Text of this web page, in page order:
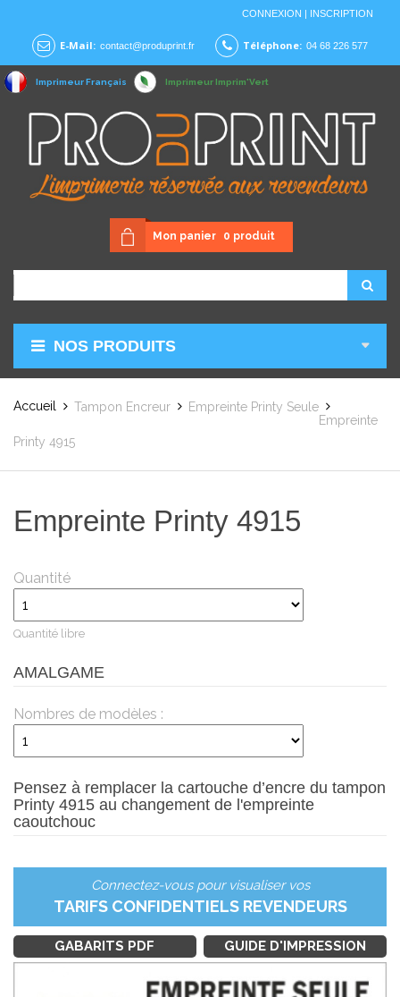
CONNEXION | INSCRIPTION
E-Mail: contact@produprint.fr Téléphone: 04 68 226 577
Mon panier 0 produit
Imprimeur Français Imprimeur Imprim'Vert
NOS PRODUITS
Accueil Tampon Encreur
Empreinte Printy Seule
Empreinte
Printy 4915
Empreinte Printy 4915
Quantité
Quantité libre
AMALGAME
Nombres de modèles :
Pensez à remplacer la cartouche d’encre du tampon
Printy 4915 au changement de l'empreinte
caoutchouc
Connectez-vous pour visualiser vos
TARIFS CONFIDENTIELS REVENDEURS
GABARITS PDF GUIDE D'IMPRESSION